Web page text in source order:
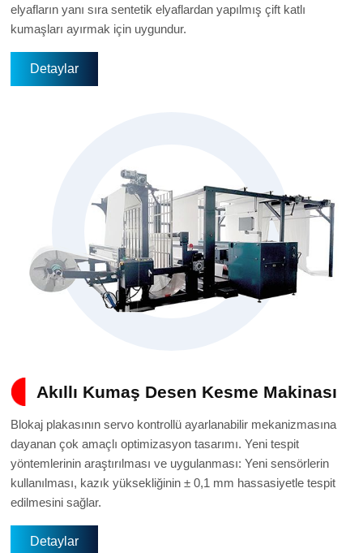
elyafların yanı sıra sentetik elyaflardan yapılmış çift katlı
kumaşları ayırmak için uygundur.
Detaylar
Akıllı Kumaş Desen Kesme Makinası
Blokaj plakasının servo kontrollü ayarlanabilir mekanizmasına
dayanan çok amaçlı optimizasyon tasarımı. Yeni tespit
yöntemlerinin araştırılması ve uygulanması: Yeni sensörlerin
kullanılması, kazık yüksekliğinin ± 0,1 mm hassasiyetle tespit
edilmesini sağlar.
Detaylar